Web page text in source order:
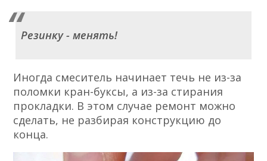
Резинку - менять!
Иногда смеситель начинает течь не из-за
поломки кран-буксы, а из-за стирания
прокладки. В этом случае ремонт можно
сделать, не разбирая конструкцию до
конца.